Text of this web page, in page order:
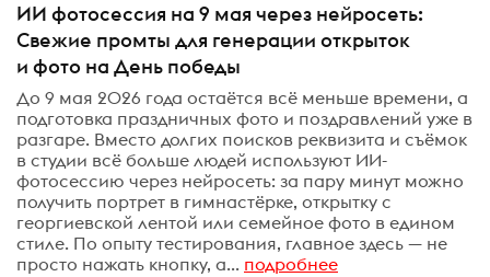
ИИ фотосессия на 9 мая через нейросеть:
Свежие промты для генерации открыток
и фото на День победы
До 9 мая 2026 года остаётся всё меньше времени, а
подготовка праздничных фото и поздравлений уже в
разгаре. Вместо долгих поисков реквизита и съёмок
в студии всё больше людей используют ИИ-
фотосессию через нейросеть: за пару минут можно
получить портрет в гимнастёрке, открытку с
георгиевской лентой или семейное фото в едином
стиле. По опыту тестирования, главное здесь — не
просто нажать кнопку, а... подробнее